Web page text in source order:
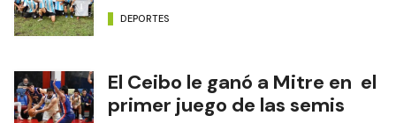
DEPORTES
El Ceibo le ganó a Mitre en el
primer juego de las semis